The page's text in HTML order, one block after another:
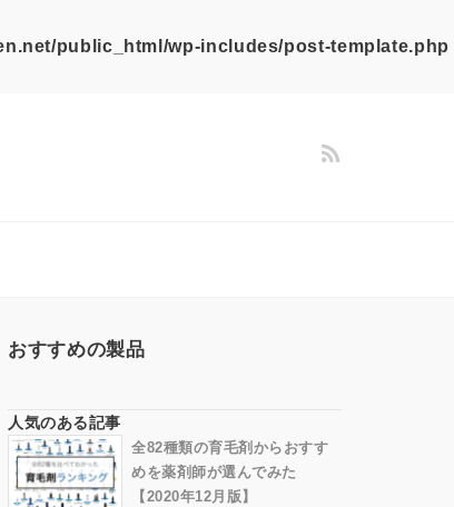
public_html/wp-includes/post-template.php
おすすめの製品
人気のある記事
全82種類の育毛剤からおすす
めを薬剤師が選んでみた
【2020年12月版】